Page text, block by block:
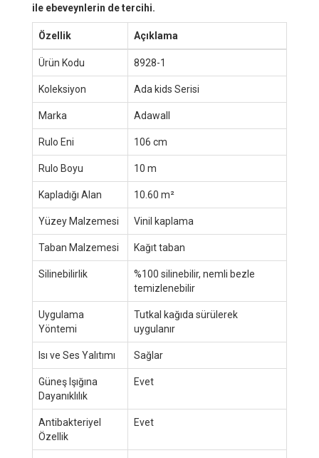
ile ebeveynlerin de tercihi.
Özellik Açıklama
Ürün Kodu 8928-1
Koleksiyon Ada kids Serisi
Marka Adawall
Rulo Eni 106 cm
Rulo Boyu 10 m
Kapladığı Alan 10.60 m²
Yüzey Malzemesi Vinil kaplama
Taban Malzemesi Kağıt taban
Silinebilirlik
%100 silinebilir, nemli bezle
temizlenebilir
Uygulama
Yöntemi
Tutkal kağıda sürülerek
uygulanır
Isı ve Ses Yalıtımı Sağlar
Güneş Işığına
Dayanıklılık
Evet
Antibakteriyel
Özellik
Evet